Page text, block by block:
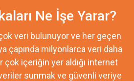
Ne İşe Yarar?
veri bulunuyor ve her geçen
çapında milyonlarca veri daha
çok içeriğin yer aldığı internet
sunmak ve güvenli veriye